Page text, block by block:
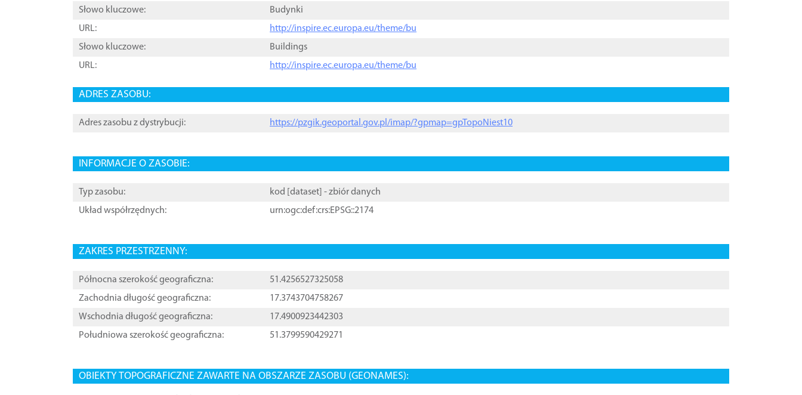
Słowo kluczowe:
Budynki
URL:
http://inspire.ec.europa.eu/theme/bu
Słowo kluczowe:
Buildings
URL:
http://inspire.ec.europa.eu/theme/bu
ADRES ZASOBU:
Adres zasobu z dystrybucji: https://pzgik.geoportal.gov.pl/imap/?gpmap=gpTopoNiest10
INFORMACJE O ZASOBIE:
Typ zasobu: kod [ dataset ] - zbiór danych
Układ współrzędnych:
urn:ogc:def:crs:EPSG::2174
ZAKRES PRZESTRZENNY:
Północna szerokość geograficzna:
51.4256527325058
Zachodnia długość geograficzna:
17.3743704758267
Wschodnia długość geograficzna:
17.4900923442303
Południowa szerokość geograficzna:
51.3799590429271
OBIEKTY TOPOGRAFICZNE ZAWARTE NA OBSZARZE ZASOBU (GEONAMES):